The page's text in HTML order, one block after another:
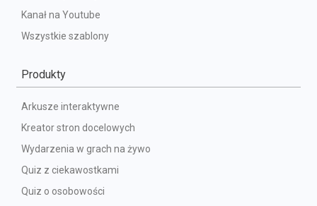
Kanał na Youtube
Wszystkie szablony
Produkty
Arkusze interaktywne
Kreator stron docelowych
Wydarzenia w grach na żywo
Quiz z ciekawostkami
Quiz o osobowości